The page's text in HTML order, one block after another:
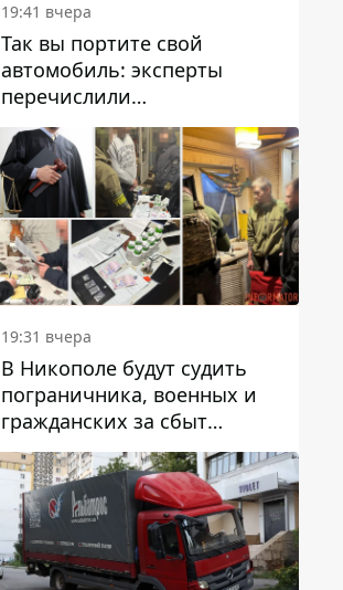
19:41 вчера
Так вы портите свой
автомобиль: эксперты
перечислили
распространенные
привычки водителей,
которые на самом деле
вредят машине
19:31 вчера
В Никополе будут судить
пограничника, военных и
гражданских за сбыт
психотропов